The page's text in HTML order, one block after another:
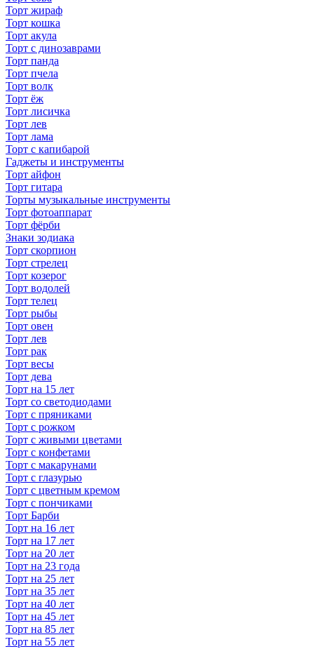
Торт жираф
Торт кошка
Торт акула
Торт с динозаврами
Торт панда
Торт пчела
Торт волк
Торт ёж
Торт лисичка
Торт лев
Торт лама
Торт с капибарой
Гаджеты и инструменты
Торт айфон
Торт гитара
Торты музыкальные инструменты
Торт фотоаппарат
Торт фёрби
Знаки зодиака
Торт скорпион
Торт стрелец
Торт козерог
Торт водолей
Торт телец
Торт рыбы
Торт овен
Торт лев
Торт рак
Торт весы
Торт дева
Торт на 15 лет
Торт со светодиодами
Торт с пряниками
Торт с рожком
Торт с живыми цветами
Торт с конфетами
Торт с макарунами
Торт с глазурью
Торт с цветным кремом
Торт с пончиками
Торт Барби
Торт на 16 лет
Торт на 17 лет
Торт на 20 лет
Торт на 23 года
Торт на 25 лет
Торт на 35 лет
Торт на 40 лет
Торт на 45 лет
Торт на 85 лет
Торт на 55 лет